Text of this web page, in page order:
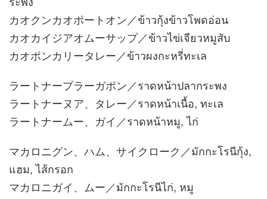
カオクンカオポートオン／ข้าวกุ้งข้าวโพดอ่อน
カオカイジアオムーサップ／ข้าวไข่เจียวหมูสับ
カオポンカリータレー／ข้าวผงกะหรี่ทะเล
ラートナープラーガポン／ราดหน้าปลากระพง
ラートナーヌア、タレー／ราดหน้าเนื้อ, ทะเล
ラートナームー、ガイ／ราดหน้าหมู, ไก่
マカロニグン、ハム、サイクローク／มักกะโรนีกุ้ง,
แฮม, ไส้กรอก
マカロニガイ、ムー／มักกะโรนีไก่, หมู